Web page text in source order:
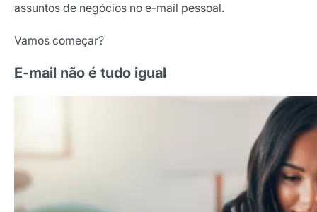
assuntos de negócios no e-mail pessoal.
Vamos começar?
E-mail não é tudo igual